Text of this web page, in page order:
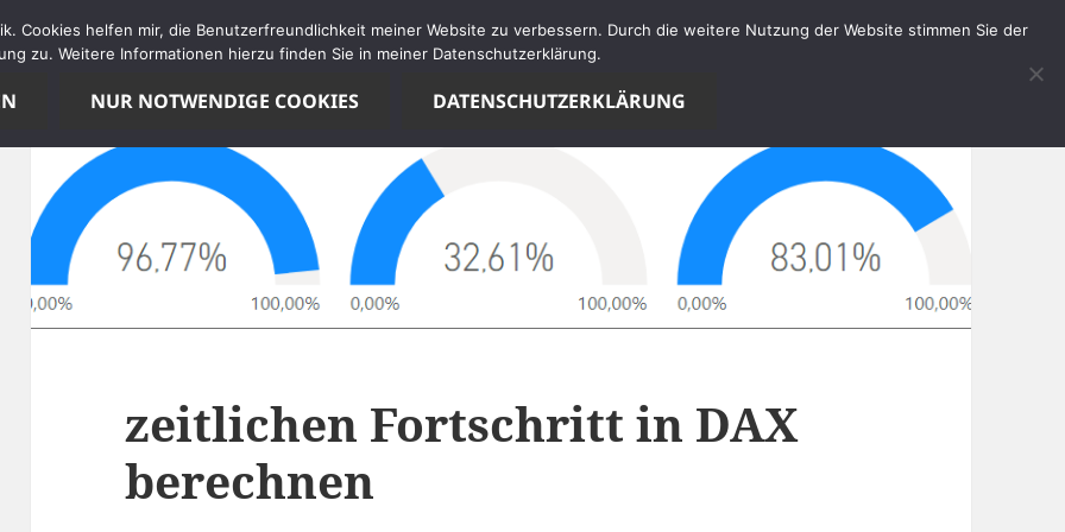
zeitlichen Fortschritt in DAX
berechnen
Cookies helfen mir, die Benutzerfreundlichkeit meiner Website zu verbessern. Durch die weitere Nutzung der Website stimmen Sie der
zu. Weitere Informationen hierzu finden Sie in meiner Datenschutzerklärung.
NUR NOTWENDIGE COOKIES DATENSCHUTZERKLÄRUNG